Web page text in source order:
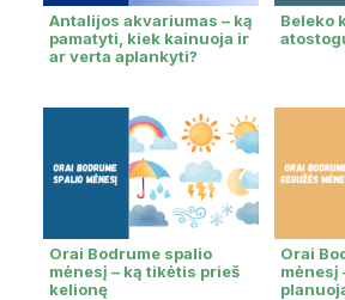
Antalijos akvariumas – ką
pamatyti, kiek kainuoja ir
ar verta aplankyti?
Beleko
Orai Bodrume spalio
mėnesį – ką tikėtis prieš
kelionę
Orai
mėnesį